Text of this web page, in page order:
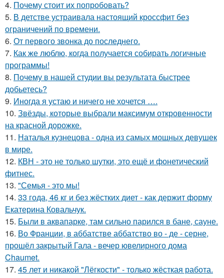
4. Почему стоит их попробовать?
5. В детстве устраивала настоящий кроссфит без
ограничений по времени.
6. От первого звонка до последнего.
7. Как же люблю, когда получается собирать логичные
программы!
8. Почему в нашей студии вы результата быстрее
добьетесь?
9. Иногда я устаю и ничего не хочется ….
10. Звёзды, которые выбрали максимум откровенности
на красной дорожке.
11. Наталья кузнецова - одна из самых мощных девушек
в мире.
12. КВН - это не только шутки, это ещё и фонетический
фитнес.
13. "Семья - это мы!
14. 33 года, 46 кг и без жёстких диет - как держит форму
Екатерина Ковальчук.
15. Были в аквапарке, там сильно парился в бане, сауне.
16. Во Франции, в аббатстве аббатство во - де - серне,
прошёл закрытый Гала - вечер ювелирного дома
Chaumet.
17. 45 лет и никакой "Лёгкости" - только жёсткая работа.